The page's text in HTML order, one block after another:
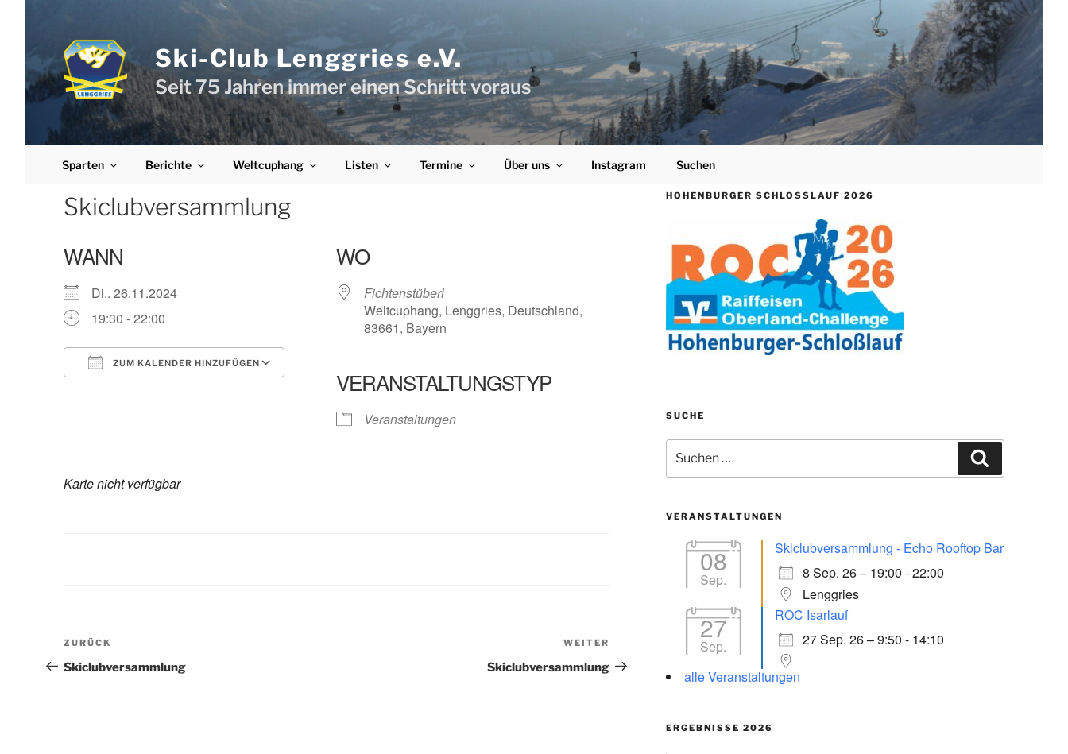
springen
Ski-Club Lenggries e.V.
Seit 75 Jahren immer einen Schritt voraus
Sparten Berichte Weltcuphang Listen Termine Über uns Instagram Suchen
Search Button
Skiclubversammlung
WANN
Di.. 26.11.2024
19:30 - 22:00
ZUM KALENDER HINZUFÜGEN
Google Kalender iCalendar
WO
Fichtenstüberl
Weltcuphang, Lenggries, Deutschland,
83661, Bayern
VERANSTALTUNGSTYP
Veranstaltungen
Karte nicht verfügbar
Beitragsnavigation
Vorheriger
Beitrag
ZURÜCK
Skiclubversammlung
Beitrag
WEITER
Skiclubversammlung
HOHENBURGER SCHLOSSLAUF 2026
SUCHE
nach:
VERANSTALTUNGEN
08
Sep.
Sklclubversammlung - Echo Rooftop Bar
8 Sep. 26 – 19:00 - 22:00
Lenggries
27
Sep.
ROC Isarlauf
27 Sep. 26 – 9:50 - 14:10
alle Veranstaltungen
ERGEBNISSE 2026